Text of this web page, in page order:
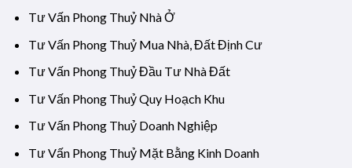
Tư Vấn Phong Thuỷ Nhà Ở
Tư Vấn Phong Thuỷ Mua Nhà, Đất Định Cư
Tư Vấn Phong Thuỷ Đầu Tư Nhà Đất
Tư Vấn Phong Thuỷ Quy Hoạch Khu
Tư Vấn Phong Thuỷ Doanh Nghiệp
Tư Vấn Phong Thuỷ Mặt Bằng Kinh Doanh